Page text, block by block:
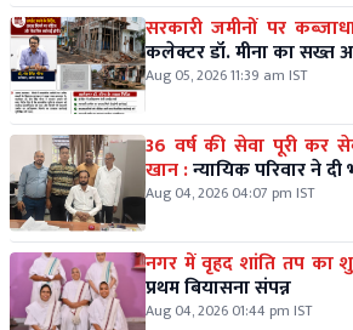
सरकारी जमीनों पर
कलेक्टर डॉ. मीना का सख्त
Aug 05, 2026 11:39 am IST
36 वर्ष की सेवा पूरी कर
खान :न्यायिक परिवार ने दी
Aug 04, 2026 04:07 pm IST
नगर में वृहद शांति तप का
प्रथम बियासना संपन्न
Aug 04, 2026 01:44 pm IST